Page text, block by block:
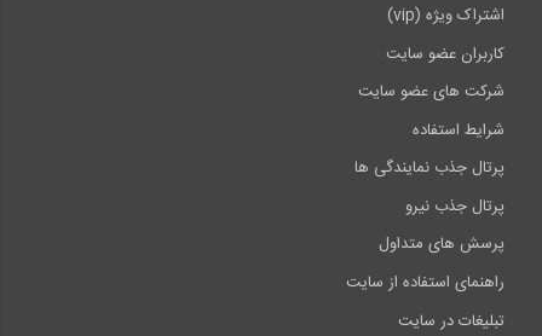
اشتراک ویژه (vip)
کاربران عضو سایت
شرکت های عضو سایت
شرایط استفاده
پرتال جذب نمایندگی ها
پرتال جذب نیرو
پرسش های متداول
راهنمای استفاده از سایت
تبلیغات در سایت